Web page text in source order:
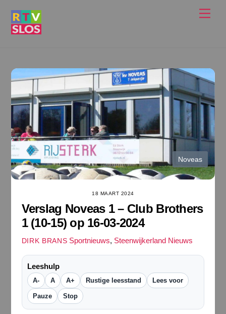
Noveas
18 MAART 2024
Verslag Noveas 1 – Club Brothers
1 (10-15) op 16-03-2024
DIRK BRANS Sportnieuws, Steenwijkerland Nieuws
Leeshulp
A- A A+ Rustige leesstand Lees voor
Pauze Stop